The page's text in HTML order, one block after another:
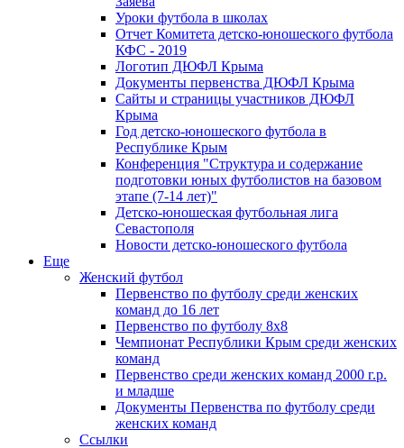
Уроки футбола в школах
Отчет Комитета детско-юношеского футбола
КФС - 2019
Логотип ДЮФЛ Крыма
Документы первенства ДЮФЛ Крыма
Сайты и страницы участников ДЮФЛ
Крыма
Год детско-юношеского футбола в
Республике Крым
Конференция "Структура и содержание
подготовки юных футболистов на базовом
этапе (7-14 лет)"
Детско-юношеская футбольная лига
Севастополя
Новости детско-юношеского футбола
Еще
Женский футбол
Первенство по футболу среди женских
команд до 16 лет
Первенство по футболу 8х8
Чемпионат Республики Крым среди женских
команд
Первенство среди женских команд 2000 г.р.
и младше
Документы Первенства по футболу среди
женских команд
Ссылки